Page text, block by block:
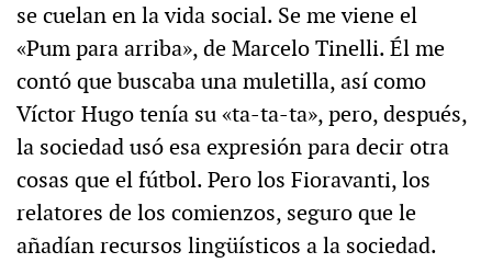
se cuelan en la vida social. Se me viene el
«Pum para arriba», de Marcelo Tinelli. Él me
contó que buscaba una muletilla, así como
Víctor Hugo tenía su «ta-ta-ta», pero, después,
la sociedad usó esa expresión para decir otra
cosas que el fútbol. Pero los Fioravanti, los
relatores de los comienzos, seguro que le
añadían recursos lingüísticos a la sociedad.